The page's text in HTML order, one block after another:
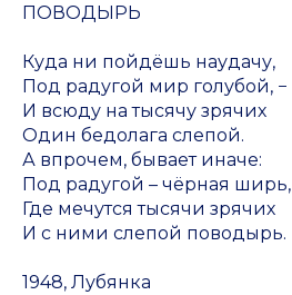
ПОВОДЫРЬ
Куда ни пойдёшь наудачу,
Под радугой мир голубой, −
И всюду на тысячу зрячих
Один бедолага слепой.
А впрочем, бывает иначе:
Под радугой – чёрная ширь,
Где мечутся тысячи зрячих
И с ними слепой поводырь.
1948, Лубянка